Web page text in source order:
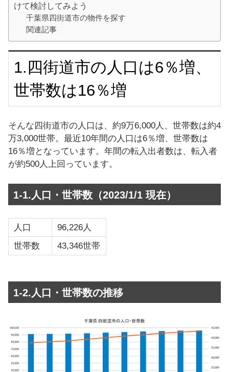
けて検討してみよう
千葉県四街道市の物件を探す
関連記事
1.四街道市の人口は6％増、
世帯数は16％増
そんな四街道市の人口は、約9万6,000人、世帯数は約4
万3,000世帯。最近10年間の人口は6％増、世帯数は
16％増となっています。年間の転入出者数は、転入者
が約500人上回っています。
1-1.人口・世帯数（2023/1/1 現在）
人口
96,226人
世帯数
43,346世帯
1-2.人口・世帯数の推移